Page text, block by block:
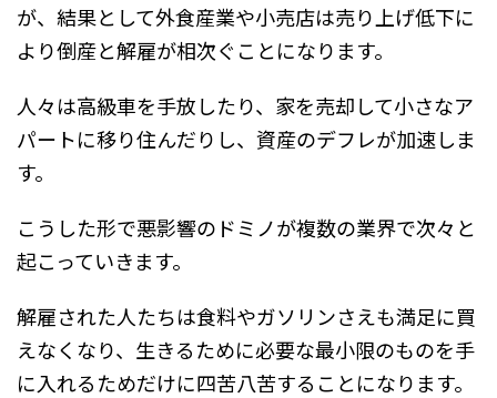
が、結果として外食産業や小売店は売り上げ低下に
より倒産と解雇が相次ぐことになります。
人々は高級車を手放したり、家を売却して小さなア
パートに移り住んだりし、資産のデフレが加速しま
す。
こうした形で悪影響のドミノが複数の業界で次々と
起こっていきます。
解雇された人たちは食料やガソリンさえも満足に買
えなくなり、生きるために必要な最小限のものを手
に入れるためだけに四苦八苦することになります。